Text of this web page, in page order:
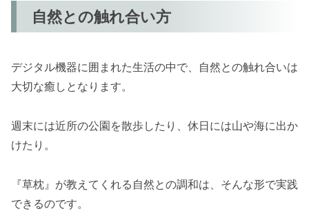
自然との触れ合い方
デジタル機器に囲まれた生活の中で、自然との触れ合いは
大切な癒しとなります。
週末には近所の公園を散歩したり、休日には山や海に出か
けたり。
『草枕』が教えてくれる自然との調和は、そんな形で実践
できるのです。